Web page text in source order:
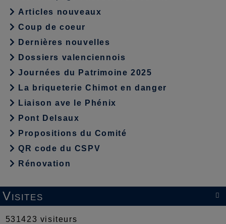
Articles nouveaux
Coup de coeur
Dernières nouvelles
Dossiers valenciennois
Journées du Patrimoine 2025
La briqueterie Chimot en danger
Liaison ave le Phénix
Pont Delsaux
Propositions du Comité
QR code du CSPV
Rénovation

Visites
531423 visiteurs